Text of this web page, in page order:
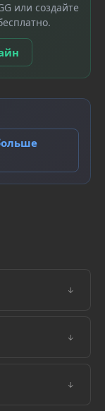
или создайте
↓
↓
↓